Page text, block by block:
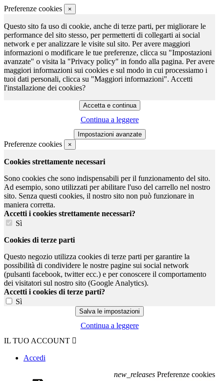
Preferenze cookies ×
Questo sito fa uso di cookie, anche di terze parti, per migliorare le
performance del sito stesso, per permetterti di collegarti ai social
network e per analizzare le visite sul sito. Per avere maggiori
informazioni o modificare le tue preferenze, clicca su "Impostazioni
avanzate" o visita la "Privacy policy" in fondo alla pagina. Per avere
maggiori informazioni sui cookies e sul modo in cui processiamo i
tuoi dati personali, clicca su "Maggiori informazioni". Accetti
l'installazione dei cookies?
Continua a leggere
Preferenze cookies ×
Cookies strettamente necessari
Sono cookies che sono indispensabili per il funzionamento del sito.
Ad esempio, sono utilizzati per abilitare l'uso del carrello nel nostro
sito. Senza questi cookies, il nostro sito non può funzionare in
maniera corretta.
Accetti i cookies strettamente necessari?
Sì
Cookies di terze parti
Questo negozio utilizza cookies di terze parti per garantire la
possibilità di condividere le nostre pagine sui social network
(pulsanti facebook, twitter ecc.) e per conoscere il comportamento
dei visitatori sul nostro sito (Google Analytics).
Accetti i cookies di terze parti?
Sì
Continua a leggere
IL TUO ACCOUNT 
Accedi
new_releases Preferenze cookies